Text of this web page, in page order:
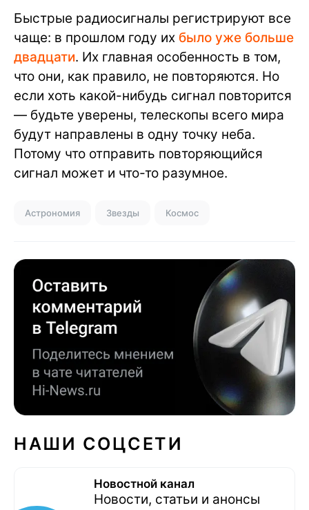
Быстрые радиосигналы регистрируют все
чаще: в прошлом году их было уже больше
двадцати. Их главная особенность в том,
что они, как правило, не повторяются. Но
если хоть какой-нибудь сигнал повторится
— будьте уверены, телескопы всего мира
будут направлены в одну точку неба.
Потому что отправить повторяющийся
сигнал может и что-то разумное.
Астрономия Звезды Космос
НАШИ СОЦСЕТИ
Новостной канал
Новости, статьи и анонсы